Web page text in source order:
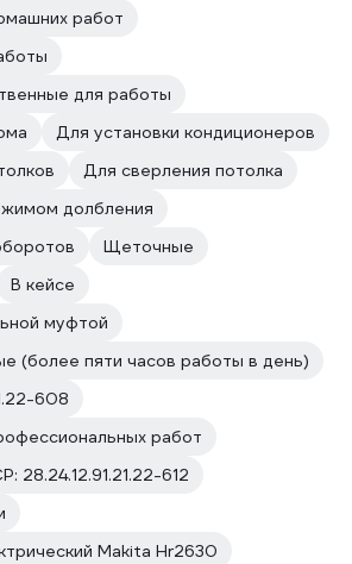
работ
для работы
Для установки кондиционеров
Для сверления потолка
долбления
Щеточные
В кейсе
муфтой
(более пяти часов работы в день)
608
работ
28.24.12.91.21.22-612
Makita Hr2630